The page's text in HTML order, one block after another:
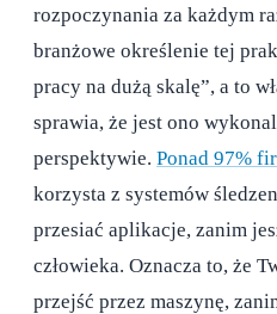
rozpoczynania za każdym
branżowe określenie tej
pracy na dużą skalę”, a to
sprawia, że jest ono
perspektywie. Ponad 97%
korzysta z systemów
przesiać aplikacje, zanim
człowieka. Oznacza to, że
przejść przez maszynę,